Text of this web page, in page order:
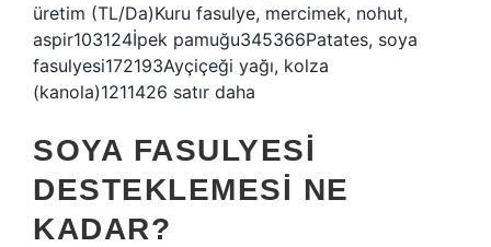
üretim (TL/Da)Kuru fasulye, mercimek, nohut,
aspir103124İpek pamuğu345366Patates, soya
fasulyesi172193Ayçiçeği yağı, kolza
(kanola)1211426 satır daha
SOYA FASULYESI
DESTEKLEMESI NE
KADAR?